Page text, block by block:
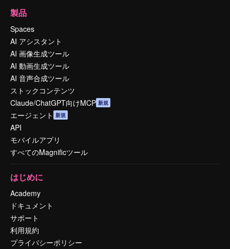
製品
Spaces
AI アシスタント
AI 画像生成ツール
AI 動画生成ツール
AI 音声合成ツール
ストックコンテンツ
Claude/ChatGPT向けMCP 新規
エージェント 新規
API
モバイルアプリ
すべてのMagnificツール
はじめに
Academy
ドキュメント
サポート
利用規約
プライバシーポリシー